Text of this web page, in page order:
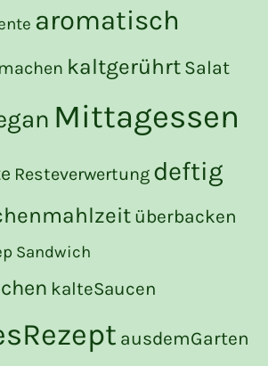
aromatisch
kaltgerührt Salat
Mittagessen
Resteverwertung deftig
überbacken
Sandwich
kalteSaucen
ausdemGarten